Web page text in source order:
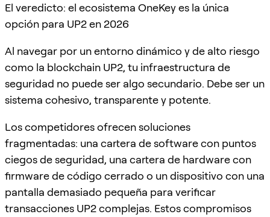
El veredicto: el ecosistema OneKey es la única
opción para UP2 en 2026
Al navegar por un entorno dinámico y de alto riesgo
como la blockchain UP2, tu infraestructura de
seguridad no puede ser algo secundario. Debe ser un
sistema cohesivo, transparente y potente.
Los competidores ofrecen soluciones
fragmentadas: una cartera de software con puntos
ciegos de seguridad, una cartera de hardware con
firmware de código cerrado o un dispositivo con una
pantalla demasiado pequeña para verificar
transacciones UP2 complejas. Estos compromisos